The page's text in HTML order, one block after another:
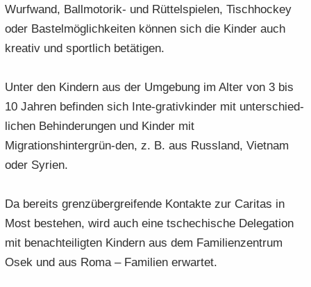
Wurf­wand, Ballmotorik-​ und Rüt­tel­spie­len, Tisch­ho­ckey
oder Bas­tel­mög­lich­kei­ten kön­nen sich die Kin­der auch
krea­tiv und sport­lich be­tä­ti­gen.
Unter den Kin­dern aus der Um­ge­bung im Alter von 3 bis
10 Jah­ren be­fin­den sich Inte-​grativkinder mit un­ter­schied­
li­chen Be­hin­de­run­gen und Kin­der mit
Migrationshintergrün-​den, z. B. aus Russ­land, Viet­nam
oder Sy­ri­en.
Da be­reits grenz­über­grei­fen­de Kon­tak­te zur Ca­ri­tas in
Most be­stehen, wird auch eine tsche­chi­sche De­le­ga­ti­on
mit be­nach­tei­lig­ten Kin­dern aus dem Fa­mi­li­en­zen­trum
Osek und aus Roma – Fa­mi­li­en er­war­tet.